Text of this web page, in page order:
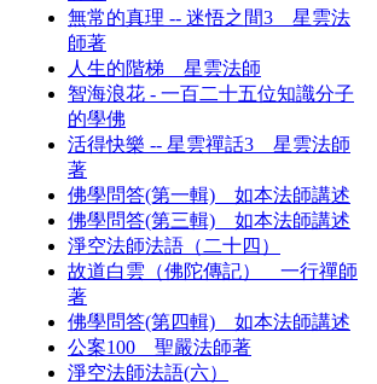
無常的真理 -- 迷悟之間3 星雲法
師著
人生的階梯 星雲法師
智海浪花 - 一百二十五位知識分子
的學佛
活得快樂 -- 星雲禪話3 星雲法師
著
佛學問答(第一輯) 如本法師講述
佛學問答(第三輯) 如本法師講述
淨空法師法語（二十四）
故道白雲（佛陀傳記） 一行禪師
著
佛學問答(第四輯) 如本法師講述
公案100 聖嚴法師著
淨空法師法語(六）